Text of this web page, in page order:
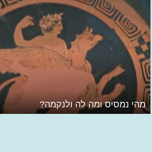
מהי נמסיס ומה לה ולנקמה?